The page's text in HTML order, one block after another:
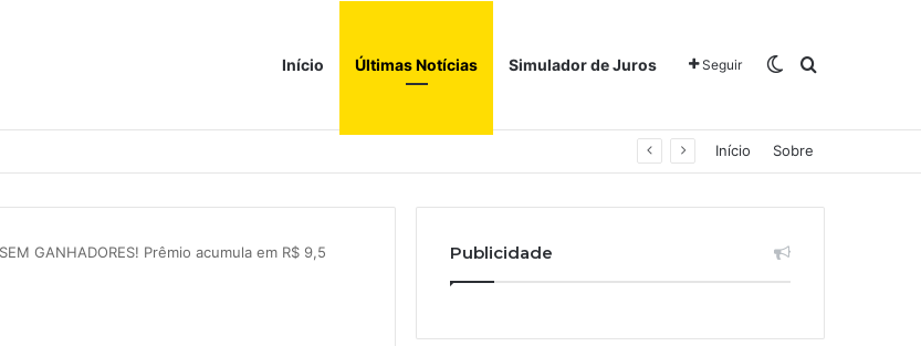
Início Últimas Notícias Simulador de Juros Seguir Switch skin
Procurar por
fatias de shoppings da Iguatemi por R$ 876 milhões Início Sobre
GANHADORES! Prêmio acumula em R$ 9,5
Publicidade